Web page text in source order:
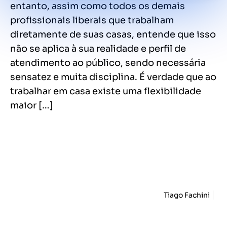
entanto, assim como todos os demais
profissionais liberais que trabalham
diretamente de suas casas, entende que isso
não se aplica à sua realidade e perfil de
atendimento ao público, sendo necessária
sensatez e muita disciplina. É verdade que ao
trabalhar em casa existe uma flexibilidade
maior […]
Tiago Fachini